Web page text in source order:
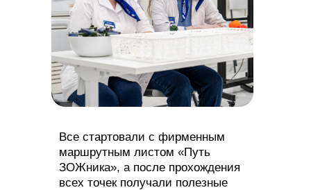
Все стартовали с фирменным
маршрутным листом «Путь
ЗОЖника», а после прохождения
всех точек получали полезные
Потому что кажется: «Кому это будет важно?»
А вдруг — всем? Поделитесь вашей историей:
Не скучайте и расскажите,
что остаётся за кадром!